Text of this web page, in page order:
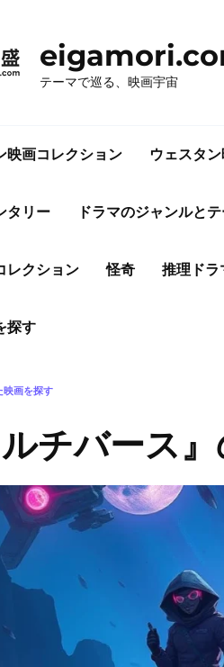
テーマで巡る、映画宇宙
映画コレクション ウェスタ
タリー ドラマのジャンルと
レクション 怪奇 推理ドラ
探す
映画を探す
ルチバース